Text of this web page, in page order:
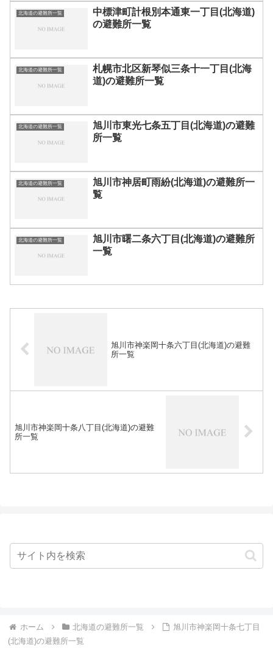
北海道の避難所一覧
中標津町計根別本通東一丁目(北海道)
の避難所一覧
北海道の避難所一覧
札幌市北区新琴似三条十一丁目(北海
道)の避難所一覧
北海道の避難所一覧
旭川市東光七条五丁目(北海道)の避難
所一覧
北海道の避難所一覧
旭川市神居町雨紛(北海道)の避難所一
覧
北海道の避難所一覧
旭川市曙二条六丁目(北海道)の避難所
一覧
旭川市神楽岡十条六丁目(北海道)の避難
所一覧
旭川市神楽岡十条八丁目(北海道)の避難
所一覧
ホーム 北海道の避難所一覧
旭川市神楽岡十条七丁目
(北海道)の避難所一覧